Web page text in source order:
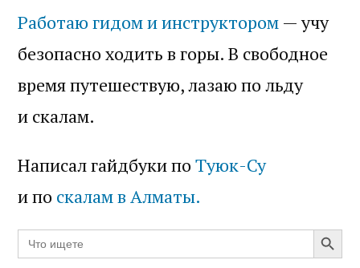
Работаю гидом и инструктором — учу
безопасно ходить в горы. В свободное
время путешествую, лазаю по льду
и скалам.
Написал гайдбуки по Туюк-Су
и по скалам в Алматы.
Search
for:
Search